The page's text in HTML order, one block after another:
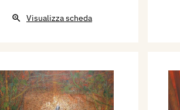
Visualizza scheda